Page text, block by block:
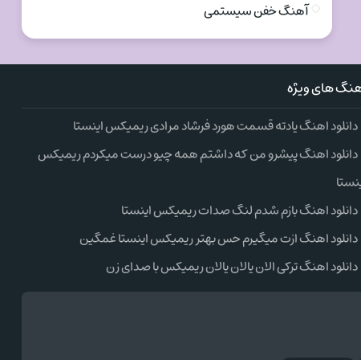
آهنگ خفن سیستمی
های ویژه
دانلود اهنگ یادته قسمت هورد فرشاد مرادی ریمیکس اینستا
دانلود اهنگ پیشرو من که داشتم همه چیو درست میکردم ریمیکس
دانلود اهنگ بازم شدم لنگ صدات ریمیکس اینستا
دانلود اهنگ ازت میگیرم حس بهتر ریمیکس اینستا غمگین
دانلود اهنگ ترکی الان یالان یالان ریمیکس با صدای زن